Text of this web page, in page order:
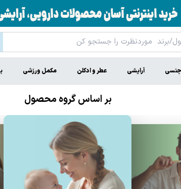
آرایشی عطر و ادکلن مکمل ورزشی
بر اساس گروه محصول